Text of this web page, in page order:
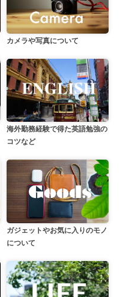
カメラや写真について
海外勤務経験で得た英語勉強の
コツなど
ガジェットやお気に入りのモノ
について